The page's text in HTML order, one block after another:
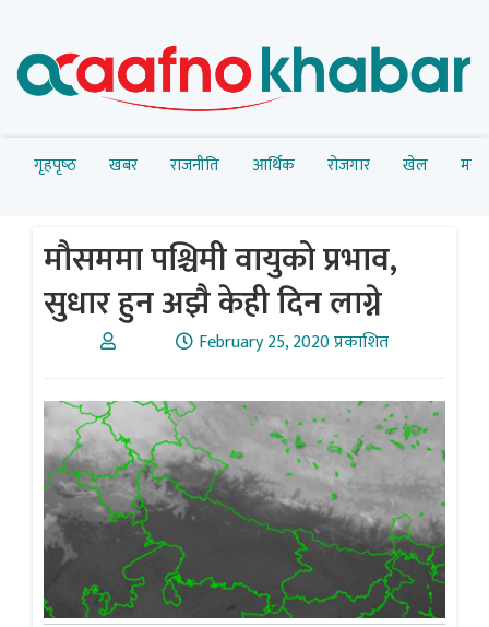
गृहपृष्‍ठ खबर राजनीति आर्थिक रोजगार खेल
मौसममा पश्चिमी वायुको प्रभाव,
सुधार हुन अझै केही दिन लाग्ने
February 25, 2020 प्रकाशित